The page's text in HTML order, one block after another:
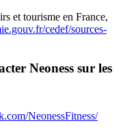
et tourisme en France,
cedef/sources-
Neoness sur les
NeonessFitness/